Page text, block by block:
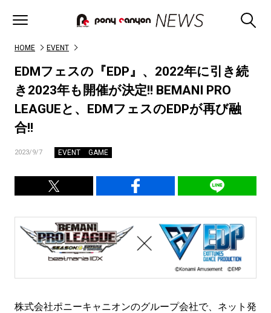
HOME EVENT
EDMフェスの『EDP』、2022年に引き続
き2023年も開催が決定!! BEMANI PRO
LEAGUEと、EDMフェスのEDPが再び融
合!!
2023/9/7 EVENT GAME
株式会社ポニーキャニオンのグループ会社で、ネット発